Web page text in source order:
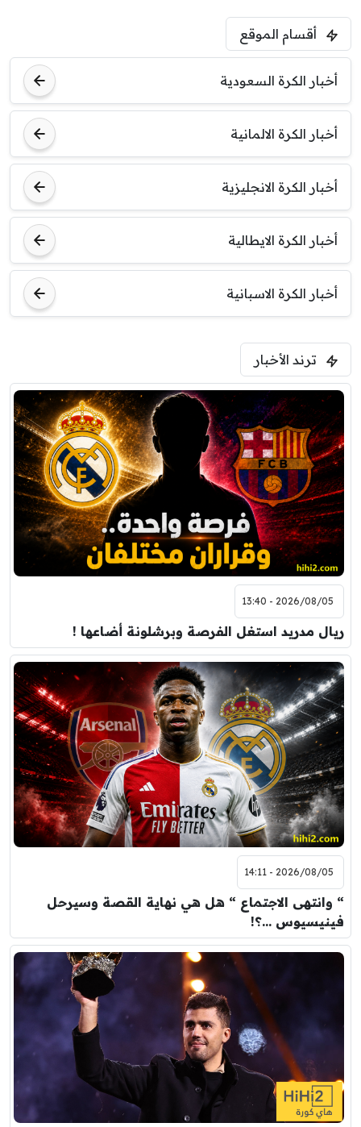
أقسام الموقع
أخبار الكرة السعودية
أخبار الكرة الالمانية
أخبار الكرة الانجليزية
أخبار الكرة الايطالية
أخبار الكرة الاسبانية
ترند الأخبار
2026/08/05 - 13:40
ريال مدريد استغل الفرصة وبرشلونة أضاعها !
2026/08/05 - 14:11
“ وانتهى الاجتماع “ هل هي نهاية القصة وسيرحل
فينيسيوس …؟!